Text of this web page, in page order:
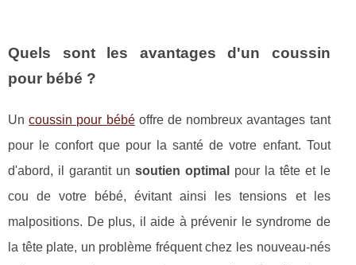
Quels sont les avantages d'un coussin
pour bébé ?
Uncoussin pour bébéoffre de nombreux avantages tant
pour le confort que pour la santé de votre enfant. Tout
d'abord, il garantit un soutien optimal
pour la tête et le
cou de votre bébé, évitant ainsi les tensions et les
malpositions. De plus, il aide à prévenir le syndrome de
la tête plate, un problème fréquent chez les nouveau-nés